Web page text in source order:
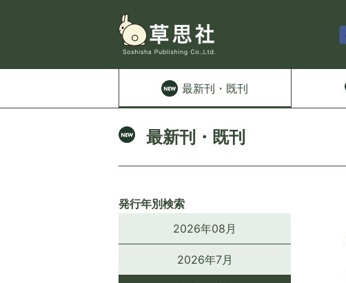
最新刊 ・既刊
最新刊・既刊
発行年別検索
2026年08月
2026年7月